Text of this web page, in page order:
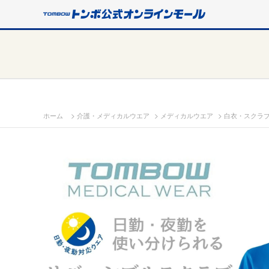
ホーム > 介護・メディカルウエア > メディカルウエア > 白衣・スクラ